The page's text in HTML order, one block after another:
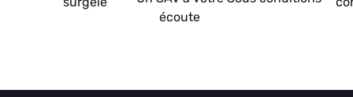
écoute